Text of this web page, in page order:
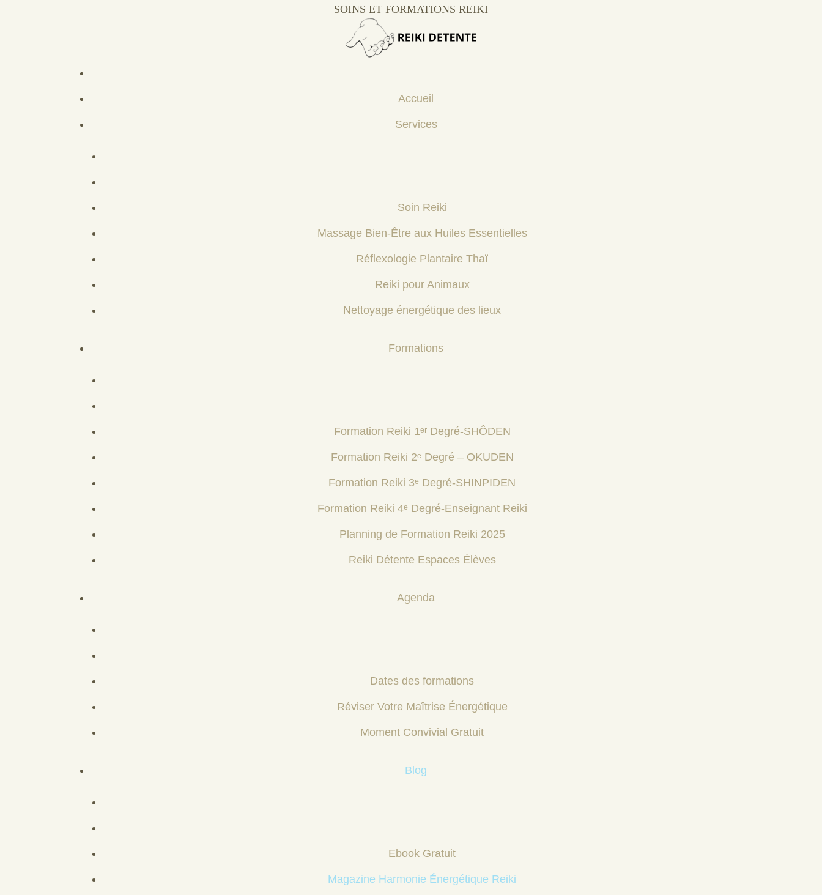
SOINS ET FORMATIONS REIKI
Accueil
Services
Soin Reiki
Massage Bien-Être aux Huiles Essentielles
Réflexologie Plantaire Thaï
Reiki pour Animaux
Nettoyage énergétique des lieux
Formations
Formation Reiki 1ᵉʳ Degré-SHÔDEN
Formation Reiki 2ᵉ Degré – OKUDEN
Formation Reiki 3ᵉ Degré-SHINPIDEN
Formation Reiki 4ᵉ Degré-Enseignant Reiki
Planning de Formation Reiki 2025
Reiki Détente Espaces Élèves
Agenda
Dates des formations
Réviser Votre Maîtrise Énergétique
Moment Convivial Gratuit
Blog
Ebook Gratuit
Magazine Harmonie Énergétique Reiki